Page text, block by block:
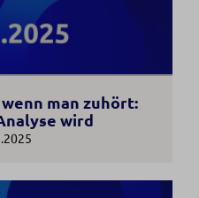
man zuhört:
wird